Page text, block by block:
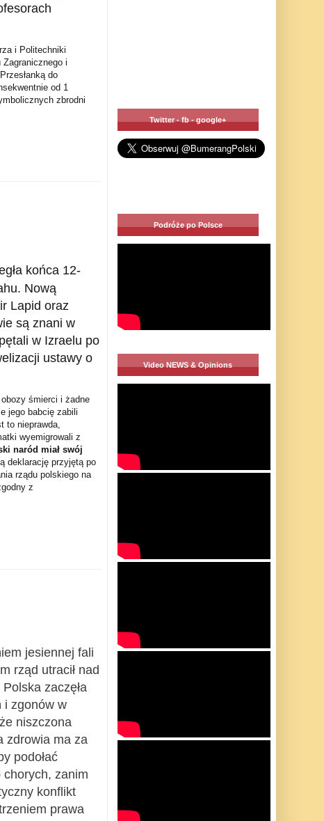
i Politechniki
Zagranicznego i
do
od 1
zbrodni
końca 12-
Nową
Lapid oraz
są znani w
w Izraelu po
ustawy o
obozy śmierci i żadne
jego babcię zabili
to nieprawda,
wyemigrowali z
naród miał swój
deklarację przyjętą po
rządu polskiego na
z
jesiennej fali
rząd utracił nad
zaczęła
i zgonów w
niszczona
zdrowia ma za
podołać
zanim
konflikt
prawa
Twitter - fb - google+
Podróże po Polsce
Video NEWS & Opinions